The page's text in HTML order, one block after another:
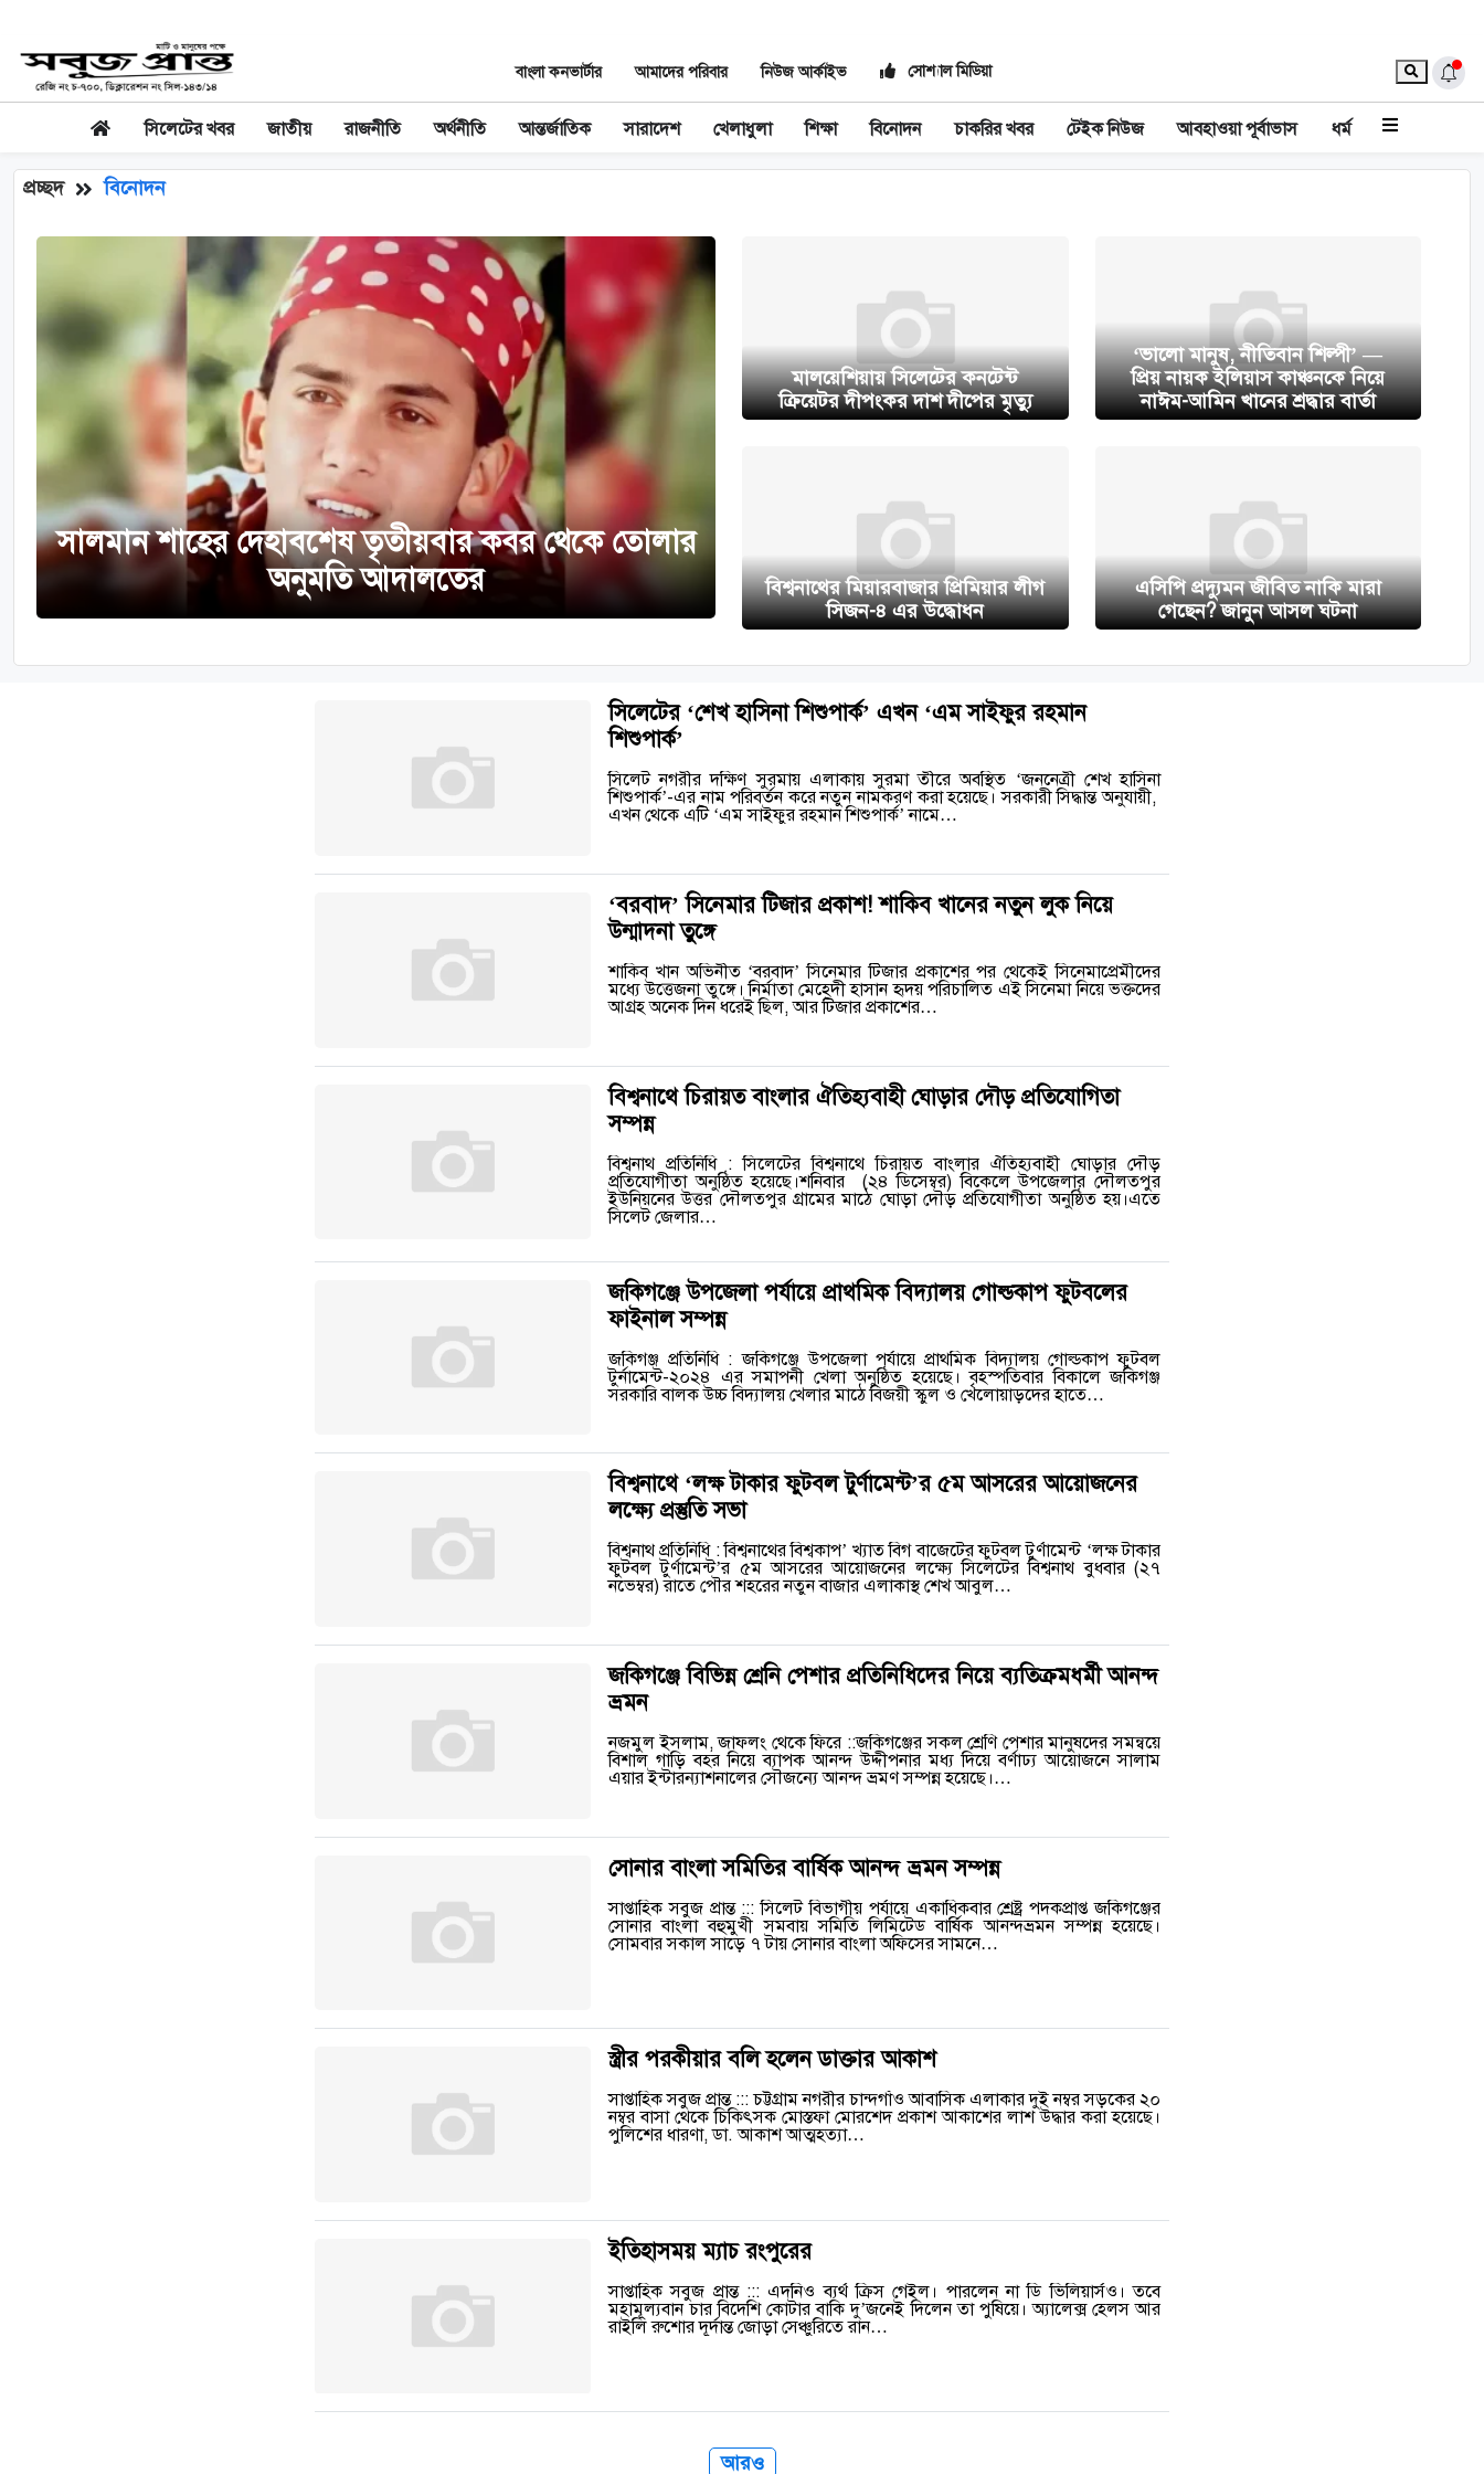
বাংলা কনভার্টার আমাদের পরিবার নিউজ আর্কাইভ সোশ্যাল মিডিয়া
সিলেটের খবর জাতীয় রাজনীতি অর্থনীতি আন্তর্জাতিক সারাদেশ খেলাধুলা শিক্ষা বিনোদন চাকরির খবর টেইক নিউজ আবহাওয়া পূর্বাভাস ধর্ম
প্রচ্ছদ বিনোদন
সালমান শাহের দেহাবশেষ তৃতীয়বার কবর থেকে তোলার
অনুমতি আদালতের
মালয়েশিয়ায় সিলেটের কনটেন্ট
ক্রিয়েটর দীপংকর দাশ দীপের মৃত্যু
‘ভালো মানুষ, নীতিবান শিল্পী’ —
প্রিয় নায়ক ইলিয়াস কাঞ্চনকে নিয়ে
নাঈম-আমিন খানের শ্রদ্ধার বার্তা
বিশ্বনাথের মিয়ারবাজার প্রিমিয়ার লীগ
সিজন-৪ এর উদ্ধোধন
এসিপি প্রদ্যুমন জীবিত নাকি মারা
গেছেন? জানুন আসল ঘটনা
সিলেটের ‘শেখ হাসিনা শিশুপার্ক’ এখন ‘এম সাইফুর রহমান
শিশুপার্ক’
সিলেট নগরীর দক্ষিণ সুরমায় এলাকায় সুরমা তীরে অবস্থিত ‘জননেত্রী শেখ হাসিনা
শিশুপার্ক’-এর নাম পরিবর্তন করে নতুন নামকরণ করা হয়েছে। সরকারী সিদ্ধান্ত অনুযায়ী,
এখন থেকে এটি ‘এম সাইফুর রহমান শিশুপার্ক’ নামে…
‘বরবাদ’ সিনেমার টিজার প্রকাশ! শাকিব খানের নতুন লুক নিয়ে
উন্মাদনা তুঙ্গে
শাকিব খান অভিনীত ‘বরবাদ’ সিনেমার টিজার প্রকাশের পর থেকেই সিনেমাপ্রেমীদের
মধ্যে উত্তেজনা তুঙ্গে। নির্মাতা মেহেদী হাসান হৃদয় পরিচালিত এই সিনেমা নিয়ে ভক্তদের
আগ্রহ অনেক দিন ধরেই ছিল, আর টিজার প্রকাশের…
বিশ্বনাথে চিরায়ত বাংলার ঐতিহ্যবাহী ঘোড়ার দৌড় প্রতিযোগিতা
সম্পন্ন
বিশ্বনাথ প্রতিনিধি : সিলেটের বিশ্বনাথে চিরায়ত বাংলার ঐতিহ্যবাহী ঘোড়ার দৌড়
প্রতিযোগীতা অনুষ্ঠিত হয়েছে।শনিবার (২৪ ডিসেম্বর) বিকেলে উপজেলার দৌলতপুর
ইউনিয়নের উত্তর দৌলতপুর গ্রামের মাঠে ঘোড়া দৌড় প্রতিযোগীতা অনুষ্ঠিত হয়।এতে
সিলেট জেলার…
জকিগঞ্জে উপজেলা পর্যায়ে প্রাথমিক বিদ্যালয় গোল্ডকাপ ফুটবলের
ফাইনাল সম্পন্ন
জকিগঞ্জ প্রতিনিধি : জকিগঞ্জে উপজেলা পর্যায়ে প্রাথমিক বিদ্যালয় গোল্ডকাপ ফুটবল
টুর্নামেন্ট-২০২৪ এর সমাপনী খেলা অনুষ্ঠিত হয়েছে। বৃহস্পতিবার বিকালে জকিগঞ্জ
সরকারি বালক উচ্চ বিদ্যালয় খেলার মাঠে বিজয়ী স্কুল ও খেলোয়াড়দের হাতে…
বিশ্বনাথে ‘লক্ষ টাকার ফুটবল টুর্ণামেন্ট’র ৫ম আসরের আয়োজনের
লক্ষ্যে প্রস্তুতি সভা
বিশ্বনাথ প্রতিনিধি : বিশ্বনাথের বিশ্বকাপ’ খ্যাত বিগ বাজেটের ফুটবল টুর্ণামেন্ট ‘লক্ষ টাকার
ফুটবল টুর্ণামেন্ট’র ৫ম আসরের আয়োজনের লক্ষ্যে সিলেটের বিশ্বনাথ বুধবার (২৭
নভেম্বর) রাতে পৌর শহরের নতুন বাজার এলাকাস্থ শেখ আবুল…
জকিগঞ্জে বিভিন্ন শ্রেনি পেশার প্রতিনিধিদের নিয়ে ব্যতিক্রমধর্মী আনন্দ
ভ্রমন
নজমুল ইসলাম, জাফলং থেকে ফিরে ::জকিগঞ্জের সকল শ্রেণি পেশার মানুষদের সমন্বয়ে
বিশাল গাড়ি বহর নিয়ে ব্যাপক আনন্দ উদ্দীপনার মধ্য দিয়ে বর্ণাঢ্য আয়োজনে সালাম
এয়ার ইন্টারন্যাশনালের সৌজন্যে আনন্দ ভ্রমণ সম্পন্ন হয়েছে।…
সোনার বাংলা সমিতির বার্ষিক আনন্দ ভ্রমন সম্পন্ন
সাপ্তাহিক সবুজ প্রান্ত ::: সিলেট বিভাগীয় পর্যায়ে একাধিকবার শ্রেষ্ট্র পদকপ্রাপ্ত জকিগঞ্জের
সোনার বাংলা বহুমুখী সমবায় সমিতি লিমিটেড বার্ষিক আনন্দভ্রমন সম্পন্ন হয়েছে।
সোমবার সকাল সাড়ে ৭ টায় সোনার বাংলা অফিসের সামনে…
স্ত্রীর পরকীয়ার বলি হলেন ডাক্তার আকাশ
সাপ্তাহিক সবুজ প্রান্ত ::: চট্টগ্রাম নগরীর চান্দগাঁও আবাসিক এলাকার দুই নম্বর সড়কের ২০
নম্বর বাসা থেকে চিকিৎসক মোস্তফা মোরশেদ প্রকাশ আকাশের লাশ উদ্ধার করা হয়েছে।
পুলিশের ধারণা, ডা. আকাশ আত্মহত্যা…
ইতিহাসময় ম্যাচ রংপুরের
সাপ্তাহিক সবুজ প্রান্ত ::: এদনিও ব্যর্থ ক্রিস গেইল। পারলেন না ডি ভিলিয়ার্সও। তবে
মহামূল্যবান চার বিদেশি কোটার বাকি দু’জনেই দিলেন তা পুষিয়ে। অ্যালেক্স হেলস আর
রাইলি রুশোর দূর্দান্ত জোড়া সেঞ্চুরিতে রান…
আরও